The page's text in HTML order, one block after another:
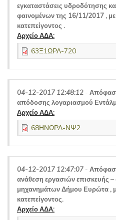
εγκαταστάσεις υδροδότησης
φαινομένων της 16/11/2017 , με
κατεπείγοντος .
Αρχείο ΑΔΑ:
63Ξ1ΩΡΛ-720
04-12-2017 12:48:12 -
απόδοσης λογαριασμού
Αρχείο ΑΔΑ:
68ΗΝΩΡΛ-ΝΨ2
04-12-2017 12:47:07 -
ανάθεση εργασιών επισκευής
μηχανημάτων Δήμου Ευρώτα ,
κατεπείγοντος.
Αρχείο ΑΔΑ: